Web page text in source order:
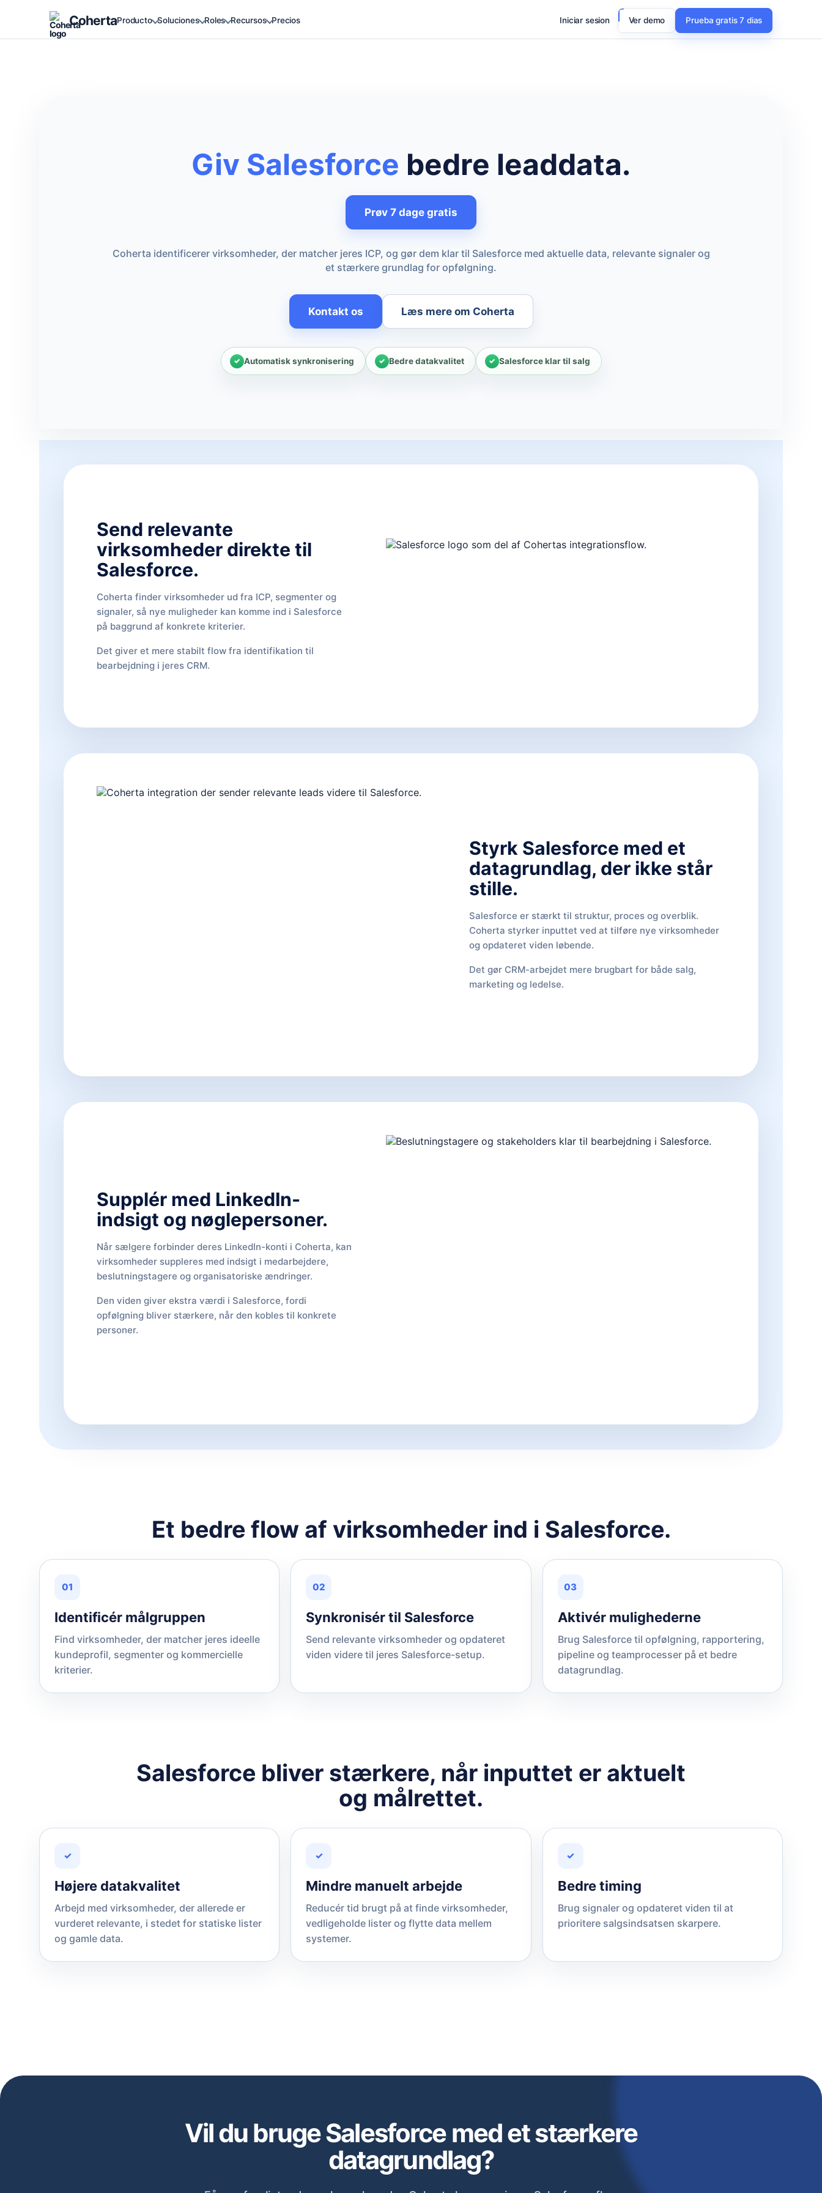
CohertaProducto Soluciones Roles Recursos Precios Iniciar sesion Ver demo Prueba gratis 7 dias
Giv Salesforce bedre leaddata.
Prøv 7 dage gratis
Coherta identificerer virksomheder, der matcher jeres ICP, og gør dem klar til Salesforce med aktuelle data, relevante signaler og
et stærkere grundlag for opfølgning.
Kontakt os Læs mere om Coherta
Automatisk synkronisering Bedre datakvalitet Salesforce klar til salg
Send relevante
virksomheder direkte til
Salesforce.
Coherta finder virksomheder ud fra ICP, segmenter og
signaler, så nye muligheder kan komme ind i Salesforce
på baggrund af konkrete kriterier.
Det giver et mere stabilt flow fra identifikation til
bearbejdning i jeres CRM.
Styrk Salesforce med et
datagrundlag, der ikke står
stille.
Salesforce er stærkt til struktur, proces og overblik.
Coherta styrker inputtet ved at tilføre nye virksomheder
og opdateret viden løbende.
Det gør CRM-arbejdet mere brugbart for både salg,
marketing og ledelse.
Supplér med LinkedIn-
indsigt og nøglepersoner.
Når sælgere forbinder deres LinkedIn-konti i Coherta, kan
virksomheder suppleres med indsigt i medarbejdere,
beslutningstagere og organisatoriske ændringer.
Den viden giver ekstra værdi i Salesforce, fordi
opfølgning bliver stærkere, når den kobles til konkrete
personer.
Et bedre flow af virksomheder ind i Salesforce.
01
Identificér målgruppen
Find virksomheder, der matcher jeres ideelle
kundeprofil, segmenter og kommercielle
kriterier.
02
Synkronisér til Salesforce
Send relevante virksomheder og opdateret
viden videre til jeres Salesforce-setup.
03
Aktivér mulighederne
Brug Salesforce til opfølgning, rapportering,
pipeline og teamprocesser på et bedre
datagrundlag.
Salesforce bliver stærkere, når inputtet er aktuelt
og målrettet.
✓
Højere datakvalitet
Arbejd med virksomheder, der allerede er
vurderet relevante, i stedet for statiske lister
og gamle data.
✓
Mindre manuelt arbejde
Reducér tid brugt på at finde virksomheder,
vedligeholde lister og flytte data mellem
systemer.
✓
Bedre timing
Brug signaler og opdateret viden til at
prioritere salgsindsatsen skarpere.
Vil du bruge Salesforce med et stærkere
datagrundlag?